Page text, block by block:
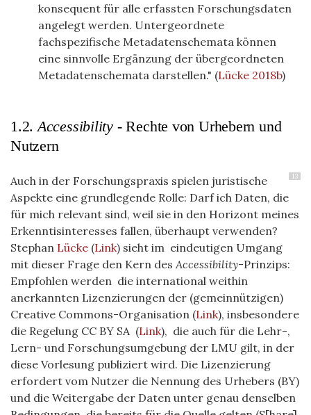
konsequent für alle erfassten Forschungsdaten
angelegt werden. Untergeordnete
fachspezifische Metadatenschemata können
eine sinnvolle Ergänzung der übergeordneten
Metadatenschemata darstellen." (Lücke 2018b)
1.2.Accessibility -Rechte von Urhebern und
Nutzern
13
Auch in der Forschungspraxis spielen juristische
Aspekte eine grundlegende Rolle: Darf ich Daten, die
für mich relevant sind, weil sie in den Horizont meines
Erkenntisinteresses fallen, überhaupt verwenden?
Stephan Lücke (Link) sieht im eindeutigen Umgang
mit dieser Frage den Kern desAccessibility-Prinzips:
Empfohlen werden die international weithin
anerkannten Lizenzierungen der (gemeinnützigen)
Creative Commons-Organisation (Link), insbesondere
die Regelung CC BY SA (Link), die auch für die Lehr-,
Lern- und Forschungsumgebung der LMU gilt, in der
diese Vorlesung publiziert wird. Die Lizenzierung
erfordert vom Nutzer die Nennung des Urhebers (BY)
und die Weitergabe der Daten unter genau denselben